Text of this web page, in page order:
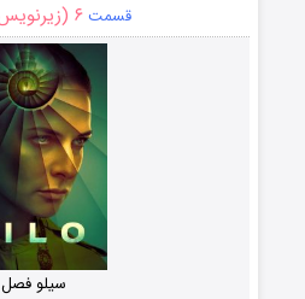
قسمت ۶ (زیرنویس)
سیلو فصل ۳